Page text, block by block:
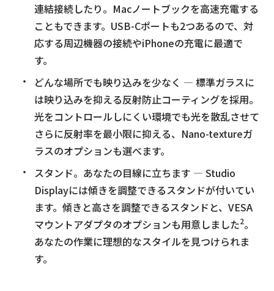
連結接続したり。Macノートブックを高速充電する
こともできます。USB-Cポートも2つあるので、対
応する周辺機器の接続やiPhoneの充電に最適で
す。
どんな場所でも映り込みを少なく — 標準ガラスに
は映り込みを抑える反射防止コーティングを採用。
光をコントロールしにくい環境でも光を散乱させて
さらに反射率を最小限に抑える、Nano-textureガ
ラスのオプションも選べます。
スタンド。あなたの目線に立ちます — Studio
Displayには傾きを調整できるスタンドが付いてい
ます。傾きと高さを調整できるスタンドと、VESA
マウントアダプタのオプションも用意しました2。
あなたの作業に理想的なスタイルを見つけられま
す。